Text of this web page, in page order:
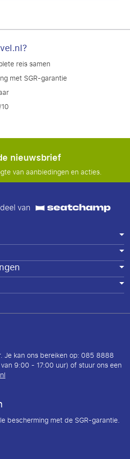
reis samen
met SGR-garantie
nieuwsbrief
van aanbiedingen en acties.
van
Je kan ons bereiken op: 085 8888
9:00 - 17:00 uur) of stuur ons een
bescherming met de SGR-garantie.